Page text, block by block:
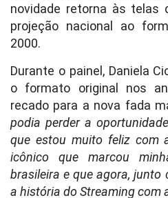
novidade retorna às telas
projeção nacional ao
2000.
Durante o painel, Daniela
o formato original nos
recado para a nova fada
podia perder a
que estou muito feliz com
icônico que marcou
brasileira e que agora, junto
a história do Streaming com